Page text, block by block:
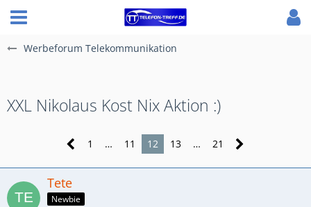
Werbeforum Telekommunikation
XXL Nikolaus Kost Nix Aktion :)
1 … 11 12 13 … 21
Tete
Newbie